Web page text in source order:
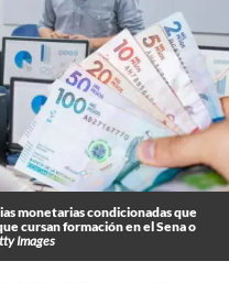
monetarias condicionadas que
cursan formación en el Sena o
Images